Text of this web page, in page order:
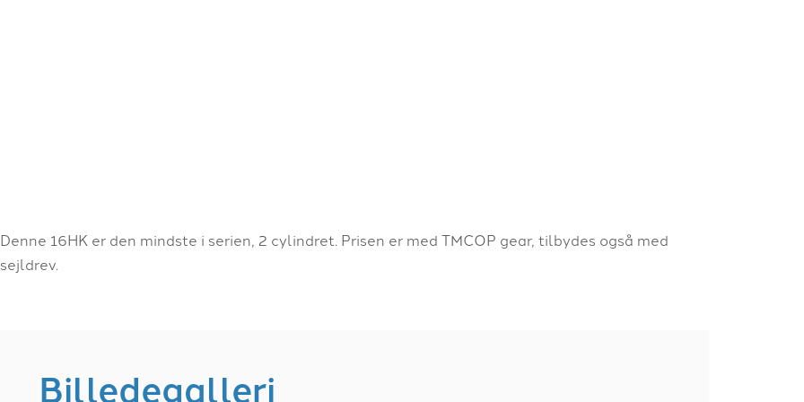
Denne 16HK er den mindste i serien, 2 cylindret. Prisen er med TMCOP gear, tilbydes også med
sejldrev.
Billedegalleri